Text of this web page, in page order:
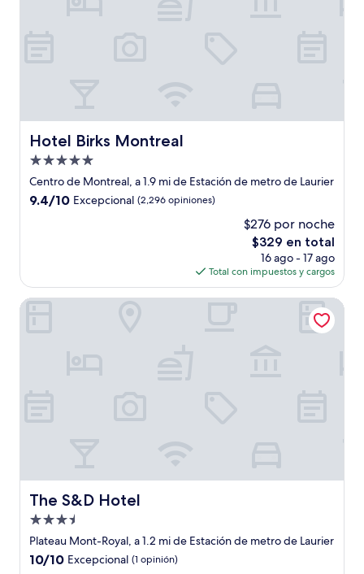
Hotel Birks Montreal
Hotel Birks Montreal
Propiedad
de
5.0
Centro de Montreal, a 1.9 mi de Estación de metro de Laurier
9.4
9.4/10 Excepcional (2,296 opiniones)
$276 por noche
El
precio
actual
es
de
$329 en total
16 ago - 17 ago
Total con impuestos y cargos
The S&D Hotel
The S&D Hotel
Propiedad
de
3.5
Plateau Mont-Royal, a 1.2 mi de Estación de metro de Laurier
10.0
10/10 Excepcional (1 opinión)
The S&D Hotel